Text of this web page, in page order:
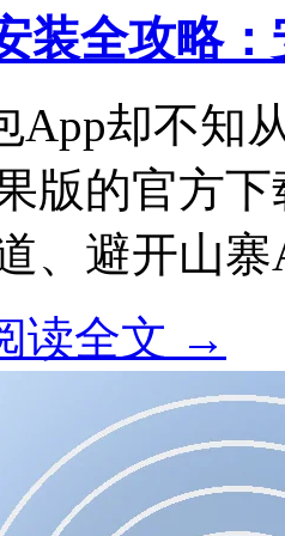
全攻略
App却不知
果版的官方
、避开山
读全文 →